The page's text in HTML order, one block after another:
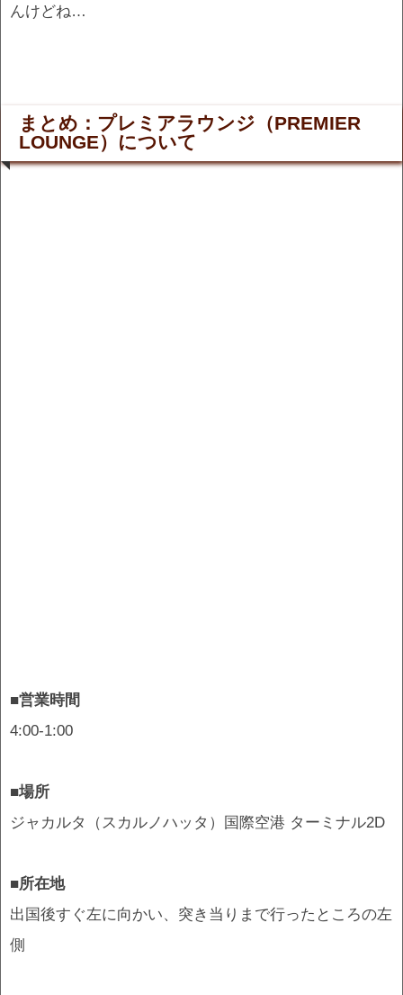
んけどね…
まとめ：プレミアラウンジ（PREMIER
LOUNGE）について
■営業時間
4:00-1:00
■場所
ジャカルタ（スカルノハッタ）国際空港 ターミナル2D
■所在地
出国後すぐ左に向かい、突き当りまで行ったところの左
側